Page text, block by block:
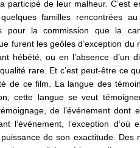
participé de leur malheur. C’est
familles rencontrées
pour la commission que la
furent les geôles d’exception du
hébété, ou en l’absence d’un
rare. Et c’est peut-être ce
de ce film. La langue des
cette langue se veut
de l’événement dont
l’événement, l’exception d’où
de son exactitude. Des